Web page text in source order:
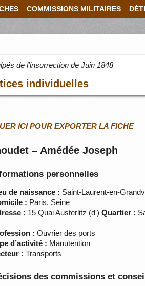
COMMISSIONS MILITAIRES
de l’insurrection de Juin 1848
individuelles
ICI POUR EXPORTER LA FICHE
– Amédée Joseph
personnelles
de naissance : Saint-Laurent-en-
: Paris, Seine
: 15 Quai Austerlitz (d')Quartier :
: Ouvrier des ports
d’activité : Manutention
: Transports
des commissions et